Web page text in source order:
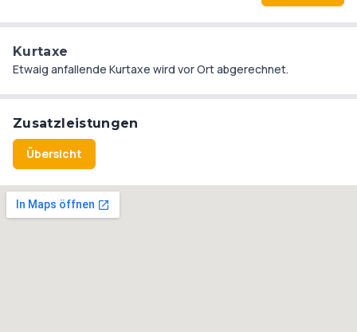
Kurtaxe
Etwaig anfallende Kurtaxe wird vor Ort abgerechnet.
Zusatzleistungen
Übersicht